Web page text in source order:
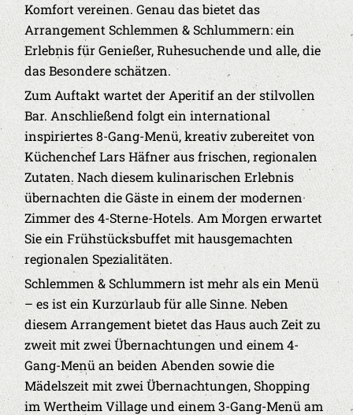
Komfort vereinen. Genau das bietet das
Arrangement Schlemmen & Schlummern: ein
Erlebnis für Genießer, Ruhesuchende und alle, die
das Besondere schätzen.
Zum Auftakt wartet der Aperitif an der stilvollen
Bar. Anschließend folgt ein international
inspiriertes 8-Gang-Menü, kreativ zubereitet von
Küchenchef Lars Häfner aus frischen, regionalen
Zutaten. Nach diesem kulinarischen Erlebnis
übernachten die Gäste in einem der modernen
Zimmer des 4-Sterne-Hotels. Am Morgen erwartet
Sie ein Frühstücksbuffet mit hausgemachten
regionalen Spezialitäten.
Schlemmen & Schlummern ist mehr als ein Menü
– es ist ein Kurzurlaub für alle Sinne. Neben
diesem Arrangement bietet das Haus auch Zeit zu
zweit mit zwei Übernachtungen und einem 4-
Gang-Menü an beiden Abenden sowie die
Mädelszeit mit zwei Übernachtungen, Shopping
im Wertheim Village und einem 3-Gang-Menü am